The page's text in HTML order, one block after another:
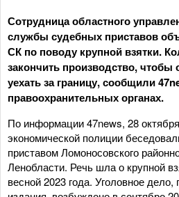
Сотрудница областного
службы судебных приставов
СК по поводу крупной взятки.
закончить производство, чтобы
уехать за границу, сообщили
правоохранительных органах.
По информации 47news, 28
экономической полиции
приставом Ломоносовского
Ленобласти. Речь шла о крупной
весной 2023 года. Уголовное